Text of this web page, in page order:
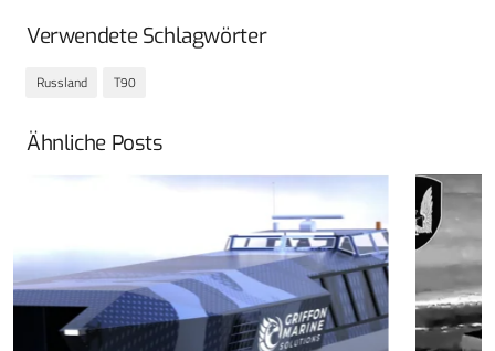
Verwendete Schlagwörter
Russland T90
Ähnliche Posts